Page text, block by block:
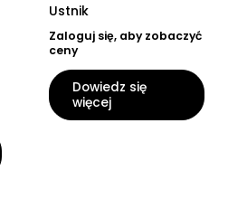
Ustnik
Zaloguj się, aby zobaczyć
ceny
Dowiedz się
więcej